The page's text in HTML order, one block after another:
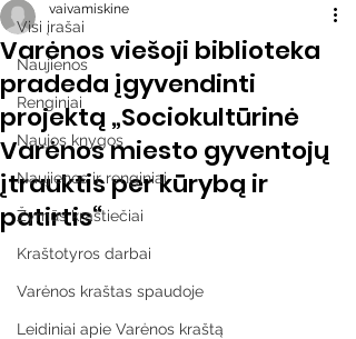
Visi įrašai
Naujienos
Renginiai
Naujos knygos
Naujienos ir renginiai
Žymūs kraštiečiai
Kraštotyros darbai
Varėnos kraštas spaudoje
Leidiniai apie Varėnos kraštą
Varėnos viešoji biblioteka
pradeda įgyvendinti
projektą „Sociokultūrinė
Varėnos miesto gyventojų
įtrauktis per kūrybą ir
patirtis“
vaivamiskine